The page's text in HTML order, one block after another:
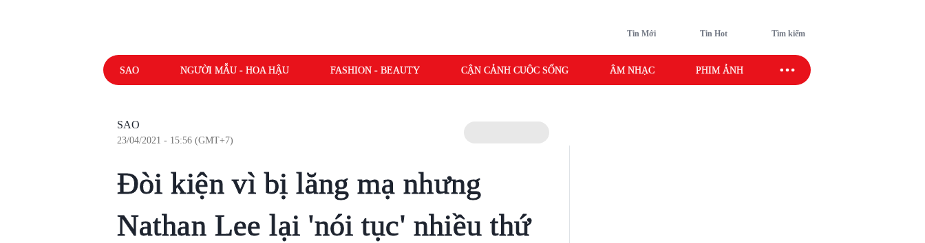
Tin Mới Tin Hot Tìm kiếm
SAO NGƯỜI MẪU - HOA HẬU FASHION - BEAUTY CẬN CẢNH CUỘC SỐNG ÂM NHẠC PHIM ẢNH SAO SPORT
SAO
23/04/2021 - 15:56 (GMT+7)
Đòi kiện vì bị lăng mạ nhưng
Nathan Lee lại 'nói tục' nhiều thứ